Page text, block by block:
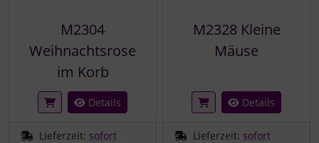
M2304
Weihnachtsrose
im Korb
Details
Lieferzeit: sofort
M2328 Kleine
Mäuse
Details
Lieferzeit: sofort